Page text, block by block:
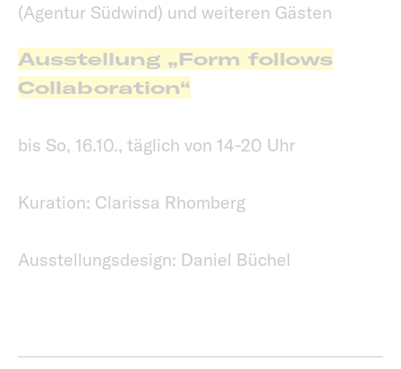
(Agentur Südwind) und weiteren Gästen
Ausstellung „Form follows
Collaboration“
bis So, 16.10., täglich von 14-20 Uhr
Kuration: Clarissa Rhomberg
Ausstellungsdesign: Daniel Büchel